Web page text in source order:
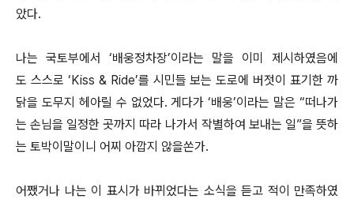
았다.
나는 국토부에서 ‘배웅정차장’이라는 말을 이미 제시하였음에
도 스스로 ‘Kiss & Ride’를 시민들 보는 도로에 버젓이 표기한 까
닭을 도무지 헤아릴 수 없었다. 게다가 ‘배웅’이라는 말은 “떠나가
는 손님을 일정한 곳까지 따라 나가서 작별하여 보내는 일”을 뜻하
는 토박이말이니 어찌 아깝지 않을쏜가.
어쨌거나 나는 이 표시가 바뀌었다는 소식을 듣고 적이 만족하였